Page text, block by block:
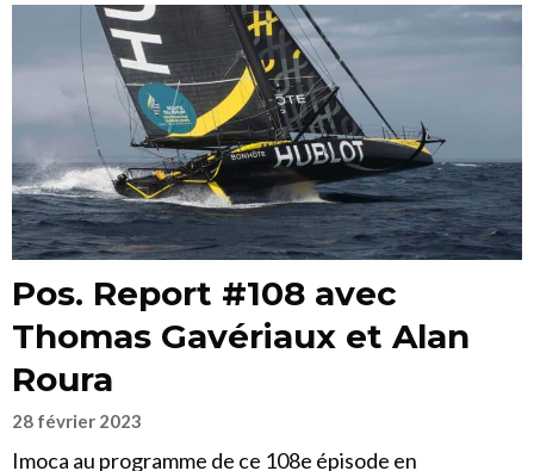
Pos. Report #108 avec
Thomas Gavériaux et Alan
Roura
28 février 2023
Imoca au programme de ce 108e épisode en